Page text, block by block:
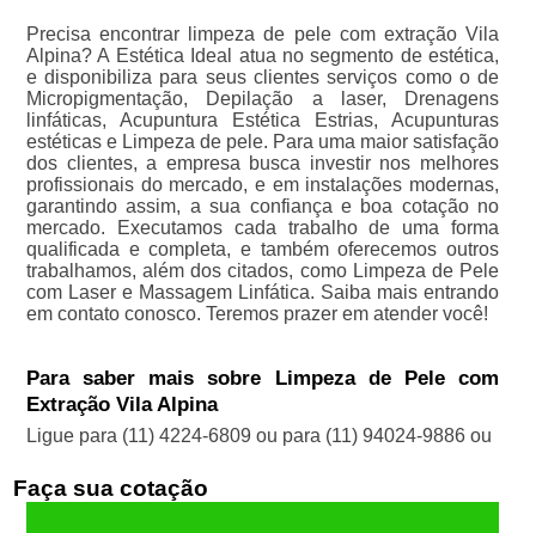
Precisa encontrar limpeza de pele com extração Vila
Alpina? A Estética Ideal atua no segmento de estética,
e disponibiliza para seus clientes serviços como o de
Micropigmentação, Depilação a laser, Drenagens
linfáticas, Acupuntura Estética Estrias, Acupunturas
estéticas e Limpeza de pele. Para uma maior satisfação
dos clientes, a empresa busca investir nos melhores
profissionais do mercado, e em instalações modernas,
garantindo assim, a sua confiança e boa cotação no
mercado. Executamos cada trabalho de uma forma
qualificada e completa, e também oferecemos outros
trabalhamos, além dos citados, como Limpeza de Pele
com Laser e Massagem Linfática. Saiba mais entrando
em contato conosco. Teremos prazer em atender você!
Para saber mais sobre Limpeza de Pele com
Extração Vila Alpina
Ligue para (11) 4224-6809 ou para (11) 94024-9886ou
Faça sua cotação